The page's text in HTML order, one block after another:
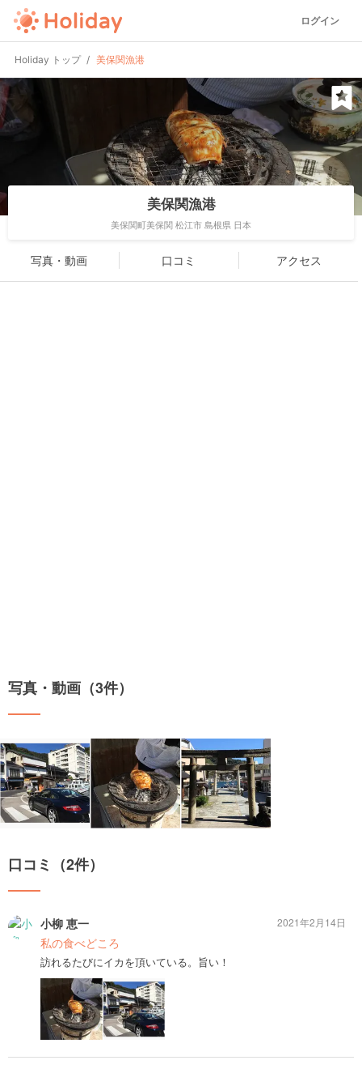
ログイン
Holiday トップ 美保関漁港
美保関漁港
美保関町美保関 松江市 島根県 日本
写真・動画 口コミ アクセス
写真・動画（3件）
口コミ（2件）
小柳 恵一
私の食べどころ
訪れるたびにイカを頂いている。旨い！
2021年2月14日